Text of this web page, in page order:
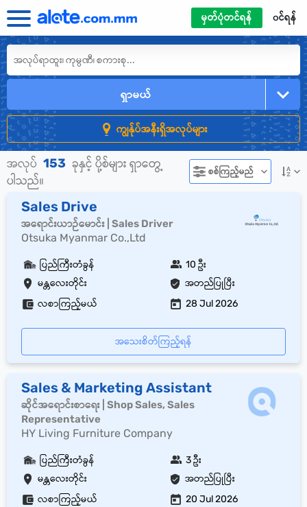
မှတ်ပုံတင်ရန် ၀င်ရန်
ရှာမယ်
ကျွန်ုပ်အနီးရှိအလုပ်များ
အလုပ် 153 ခုနှင့် ပို့စ်များ ရှာတွေ့
ပါသည်။
စစ်ကြည့်မည်
Sales Drive
အရောင်းယာဉ်မောင်း | Sales Driver
Otsuka Myanmar Co.,Ltd
မန္တလေးတိုင်း အတည်ပြုပြီး
ပြည်ကြီးတံခွန် 10 ဦး
လစာကြည့်မယ် 28 Jul 2026
အသေးစိတ်ကြည့်ရန်
Sales & Marketing Assistant
ဆိုင်အရောင်းစာရေး | Shop Sales, Sales
Representative
HY Living Furniture Company
မန္တလေးတိုင်း အတည်ပြုပြီး
ပြည်ကြီးတံခွန် 3 ဦး
လစာကြည့်မယ် 20 Jul 2026